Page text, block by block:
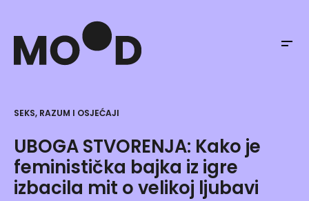
SEKS, RAZUM I OSJEĆAJI
UBOGA STVORENJA: Kako je
feministička bajka iz igre
izbacila mit o velikoj ljubavi